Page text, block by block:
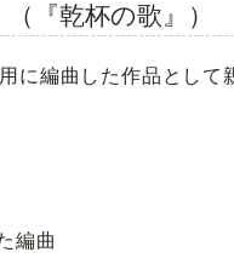
『乾杯の歌』）
に編曲した作品として
編曲